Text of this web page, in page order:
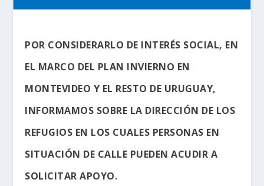
POR CONSIDERARLO DE INTERÉS SOCIAL, EN
EL MARCO DEL PLAN INVIERNO EN
MONTEVIDEO Y EL RESTO DE URUGUAY,
INFORMAMOS SOBRE LA DIRECCIÓN DE LOS
REFUGIOS EN LOS CUALES PERSONAS EN
SITUACIÓN DE CALLE PUEDEN ACUDIR A
SOLICITAR APOYO.